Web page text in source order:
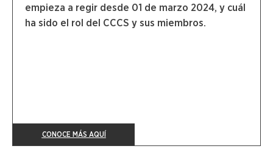
empieza a regir desde 01 de marzo 2024, y cuál
ha sido el rol del CCCS y sus miembros.
CONOCE MÁS AQUÍ